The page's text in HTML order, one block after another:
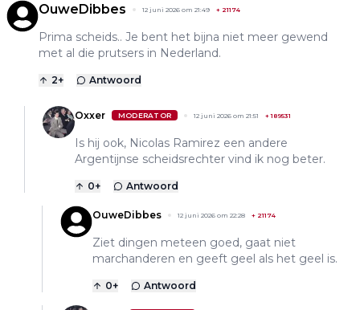
OuweDibbes 12 juni 2026 om 21:49 + 21174
Prima scheids.. Je bent het bijna niet meer gewend
met al die prutsers in Nederland.
2+ Antwoord
Oxxer MODERATOR 12 juni 2026 om 21:51 +189531
Is hij ook, Nicolas Ramirez een andere
Argentijnse scheidsrechter vind ik nog beter.
0+ Antwoord
OuweDibbes 12 juni 2026 om 22:28 + 21174
Ziet dingen meteen goed, gaat niet
marchanderen en geeft geel als het geel is.
0+ Antwoord